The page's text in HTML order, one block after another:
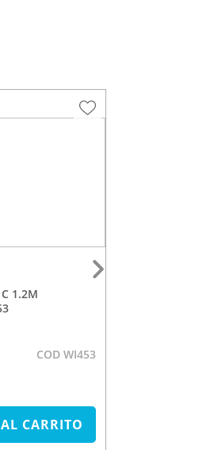
COD WI453
CARRITO